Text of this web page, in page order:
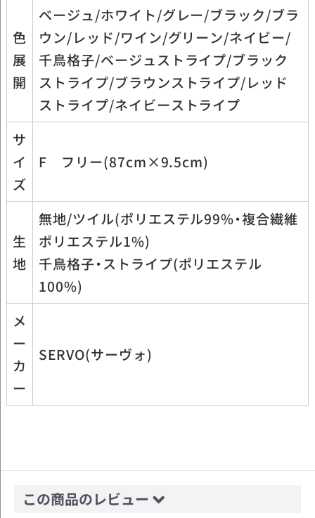
色
展
開
ベージュ/ホワイト/グレー/ブラック/ブラ
ウン/レッド/ワイン/グリーン/ネイビー/
千鳥格子/ベージュストライプ/ブラック
ストライプ/ブラウンストライプ/レッド
ストライプ/ネイビーストライプ
サ
イ
ズ
F フリー(87cm×9.5cm)
生
地
無地/ツイル(ポリエステル99%・複合繊維
ポリエステル1%)
千鳥格子・ストライプ(ポリエステル
100%)
メ
ー
カ
ー
SERVO(サーヴォ)
この商品のレビュー